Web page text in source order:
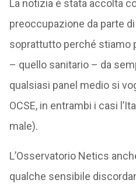
La notizia è stata accolta
preoccupazione da parte
soprattutto perché stiamo
– quello sanitario – da
qualsiasi panel medio si
OCSE, in entrambi i casi
male).
L’Osservatorio Netics
qualche sensibile